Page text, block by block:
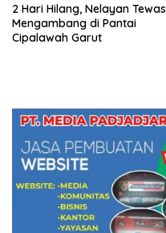
2 Hari Hilang, Nelayan Tewas
Mengambang di Pantai
Cipalawah Garut